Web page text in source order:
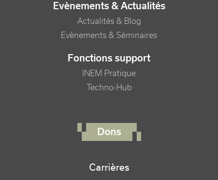
Evènements & Actualités
Actualités & Blog
Evènements & Séminaires
Fonctions support
INEM Pratique
Techno-Hub
Dons
Carrières